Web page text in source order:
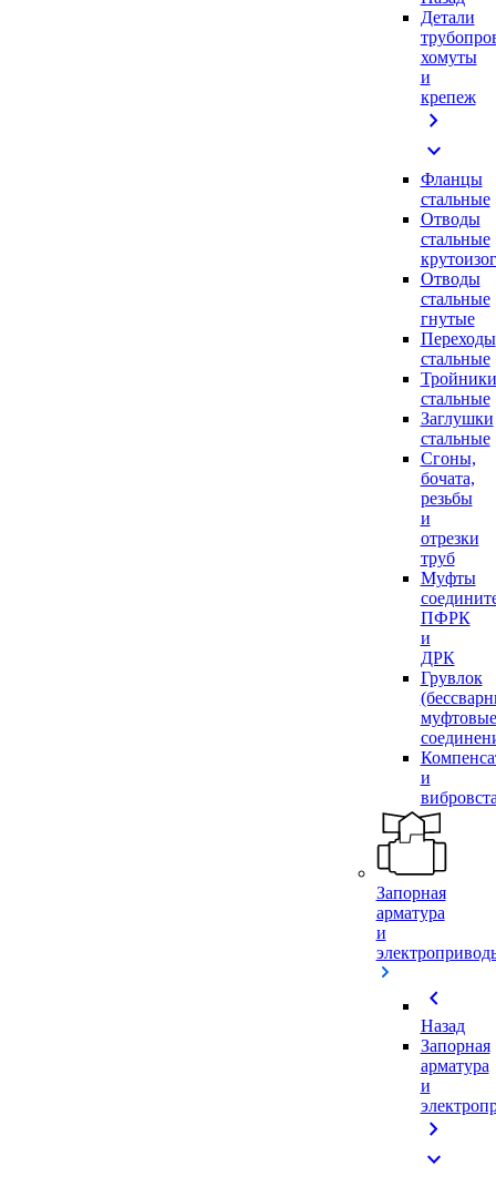
Детали
хомуты
и
крепеж
chevron_right
expand_more
Фланцы
стальные
Отводы
стальные
Отводы
стальные
гнутые
Переходы
стальные
Тройники
стальные
Заглушки
стальные
Сгоны,
бочата,
резьбы
и
отрезки
труб
Муфты
ПФРК
и
ДРК
Грувлок
муфтовые
и
Запорная
арматура
и
chevron_left
Назад
Запорная
арматура
и
chevron_right
expand_more